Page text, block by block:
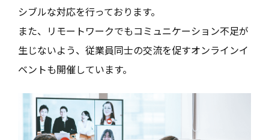
シブルな対応を行っております。
また、リモートワークでもコミュニケーション不足が
生じないよう、従業員同士の交流を促すオンラインイ
ベントも開催しています。